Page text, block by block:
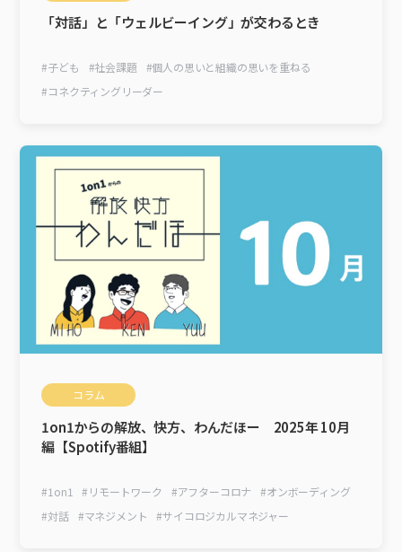
「対話」と「ウェルビーイング」が交わるとき
#子ども #社会課題 #個人の思いと組織の思いを重ねる
#コネクティングリーダー
コラム
1on1からの解放、快方、わんだほー 2025年 10月
編【Spotify番組】
#1on1 # リモートワーク #アフターコロナ #オンボーディング
#対話 #マネジメント #サイコロジカルマネジャー